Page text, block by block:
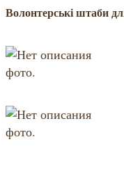
Волонтерські штаби